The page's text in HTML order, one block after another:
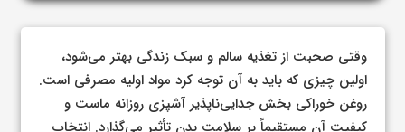
وقتی صحبت از تغذیه سالم و سبک زندگی بهتر می‌شود،
اولین چیزی که باید به آن توجه کرد مواد اولیه مصرفی است.
روغن خوراکی بخش جدایی‌ناپذیر آشپزی روزانه ماست و
کیفیت آن مستقیماً بر سلامت بدن تأثیر می‌گذارد. انتخاب